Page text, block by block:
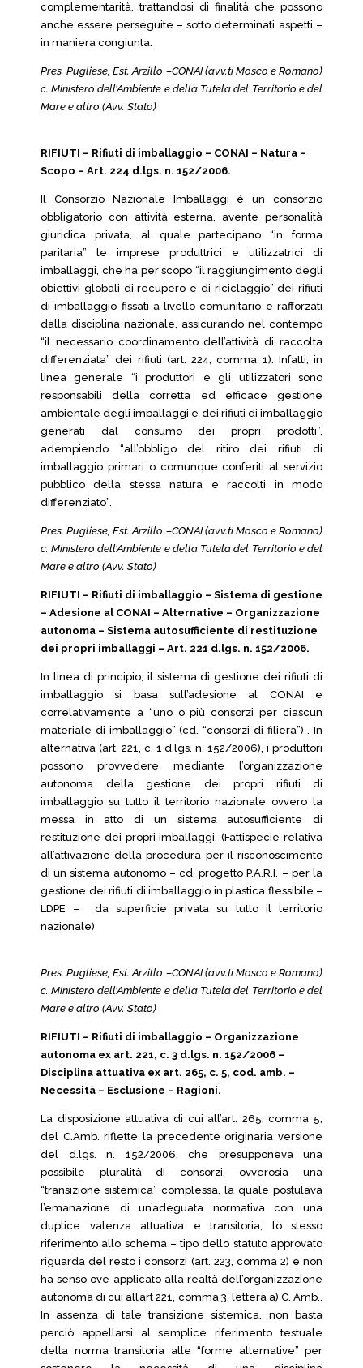
complementarità, trattandosi di finalità che possono
anche essere perseguite – sotto determinati aspetti –
in maniera congiunta.
Pres. Pugliese, Est. Arzillo –CONAI (avv.ti Mosco e Romano)
c. Ministero dell’Ambiente e della Tutela del Territorio e del
Mare e altro (Avv. Stato)
RIFIUTI – Rifiuti di imballaggio – CONAI – Natura –
Scopo – Art. 224 d.lgs. n. 152/2006.
Il Consorzio Nazionale Imballaggi è un consorzio
obbligatorio con attività esterna, avente personalità
giuridica privata, al quale partecipano “in forma
paritaria” le imprese produttrici e utilizzatrici di
imballaggi, che ha per scopo “il raggiungimento degli
obiettivi globali di recupero e di riciclaggio” dei rifiuti
di imballaggio fissati a livello comunitario e rafforzati
dalla disciplina nazionale, assicurando nel contempo
“il necessario coordinamento dell’attività di raccolta
differenziata” dei rifiuti (art. 224, comma 1). Infatti, in
linea generale “i produttori e gli utilizzatori sono
responsabili della corretta ed efficace gestione
ambientale degli imballaggi e dei rifiuti di imballaggio
generati dal consumo dei propri prodotti”,
adempiendo “all’obbligo del ritiro dei rifiuti di
imballaggio primari o comunque conferiti al servizio
pubblico della stessa natura e raccolti in modo
differenziato”.
Pres. Pugliese, Est. Arzillo –CONAI (avv.ti Mosco e Romano)
c. Ministero dell’Ambiente e della Tutela del Territorio e del
Mare e altro (Avv. Stato)
RIFIUTI – Rifiuti di imballaggio – Sistema di gestione
– Adesione al CONAI – Alternative – Organizzazione
autonoma – Sistema autosufficiente di restituzione
dei propri imballaggi – Art. 221 d.lgs. n. 152/2006.
In linea di principio, il sistema di gestione dei rifiuti di
imballaggio si basa sull’adesione al CONAI e
correlativamente a “uno o più consorzi per ciascun
materiale di imballaggio” (cd. “consorzi di filiera”) . In
alternativa (art. 221, c. 1 d.lgs. n. 152/2006), i produttori
possono provvedere mediante l’organizzazione
autonoma della gestione dei propri rifiuti di
imballaggio su tutto il territorio nazionale ovvero la
messa in atto di un sistema autosufficiente di
restituzione dei propri imballaggi. (Fattispecie relativa
all’attivazione della procedura per il risconoscimento
di un sistema autonomo – cd. progetto P.A.R.I. – per la
gestione dei rifiuti di imballaggio in plastica flessibile –
LDPE – da superficie privata su tutto il territorio
nazionale)
Pres. Pugliese, Est. Arzillo –CONAI (avv.ti Mosco e Romano)
c. Ministero dell’Ambiente e della Tutela del Territorio e del
Mare e altro (Avv. Stato)
RIFIUTI – Rifiuti di imballaggio – Organizzazione
autonoma ex art. 221, c. 3 d.lgs. n. 152/2006 –
Disciplina attuativa ex art. 265, c. 5, cod. amb. –
Necessità – Esclusione – Ragioni.
La disposizione attuativa di cui all’art. 265, comma 5,
del C.Amb. riflette la precedente originaria versione
del d.lgs. n. 152/2006, che presupponeva una
possibile pluralità di consorzi, ovverosia una
“transizione sistemica” complessa, la quale postulava
l’emanazione di un’adeguata normativa con una
duplice valenza attuativa e transitoria; lo stesso
riferimento allo schema – tipo dello statuto approvato
riguarda del resto i consorzi (art. 223, comma 2) e non
ha senso ove applicato alla realtà dell’organizzazione
autonoma di cui all’art 221, comma 3, lettera a) C. Amb..
In assenza di tale transizione sistemica, non basta
perciò appellarsi al semplice riferimento testuale
della norma transitoria alle “forme alternative” per